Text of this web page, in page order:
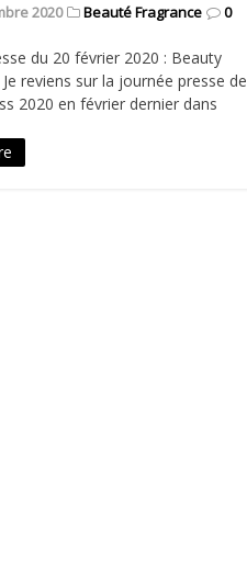
2020 Beauté Fragrance 0
du 20 février 2020 : Beauty
reviens sur la journée presse de
2020 en février dernier dans